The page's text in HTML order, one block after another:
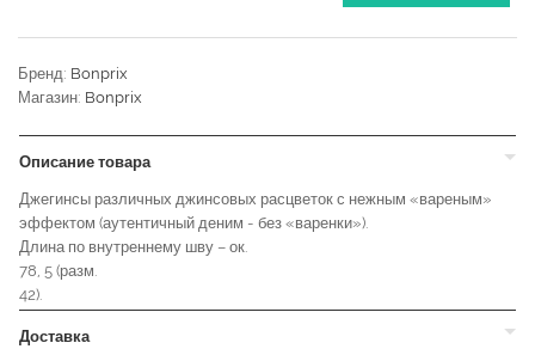
Бренд: Bonprix
Магазин: Bonprix
Описание товара
Джегинсы различных джинсовых расцветок с нежным «вареным»
эффектом (аутентичный деним - без «варенки»).
Длина по внутреннему шву – ок.
78, 5 (разм.
42).
Доставка